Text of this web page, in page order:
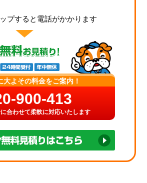
プすると電話がかかります
大よその料金をご案内！
900-413
合わせて柔軟に対応いたします